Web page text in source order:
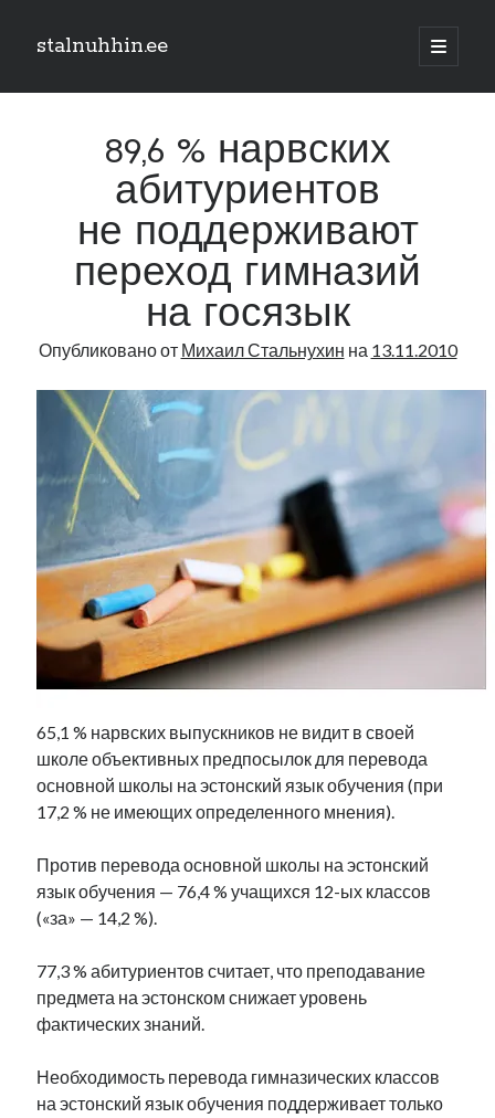
stalnuhhin.ee
отрыть
Боковая
панель
Рубрики
В мире
Книга
Нарва и северо-восток
Обзор прессы
Образование
Парламент и правительство
Фотографии
Экономика
Эстония и Россия
Метки
radio narva takinada андрус ансип
ансиппиада безработица видео война
в поисках здравого смысла выборы высказывание
катри райк кая каллас книга нарва
нацменьшинства образование
подкаст потеряны данные пресса программа
рийгикогу русский роман
русскоязычное образование
эстония эстонский язык
89,6 % нарвских
абитуриентов
не поддерживают
переход гимназий
на госязык
Опубликовано от Михаил Стальнухин на 13.11.2010
65,1 % нарвских выпускников не видит в своей
школе объективных предпосылок для перевода
основной школы на эстонский язык обучения (при
17,2 % не имеющих определенного мнения).
Против перевода основной школы на эстонский
язык обучения — 76,4 % учащихся 12-ых классов
(«за» — 14,2 %).
77,3 % абитуриентов считает, что преподавание
предмета на эстонском снижает уровень
фактических знаний.
Необходимость перевода гимназических классов
на эстонский язык обучения поддерживает только